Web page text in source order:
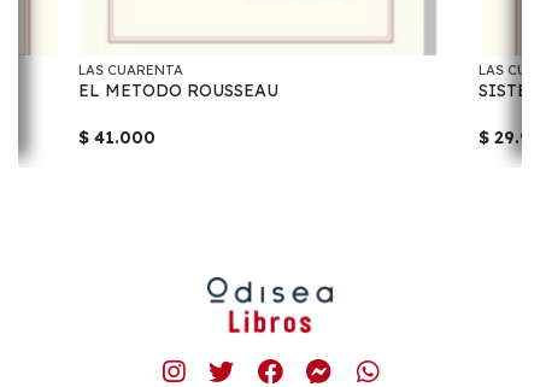
LAS CUARENTA
EL METODO ROUSSEAU
$ 41.000
LAS
$